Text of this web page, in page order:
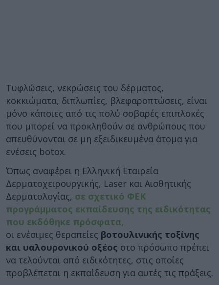
Τυφλώσεις, νεκρώσεις του δέρματος,
κοκκιώματα, διπλωπίες, βλεφαροπτώσεις, είναι
μόνο κάποιες από τις πολύ σοβαρές επιπλοκές
που μπορεί να προκληθούν σε ανθρώπους που
απευθύνονται σε μη εξειδικευμένα άτομα για
ενέσεις botox.
Όπως αναφέρει η Ελληνική Εταιρεία
Δερματοχειρουργικής, Laser και Αισθητικής
Δερματολογίας, σε σχετικό ΦΕΚ
προγράμματος εκπαίδευσης της ειδικότητας
που εκδόθηκε πρόσφατα,
οι ενέσιμες θεραπείες βοτουλινικής τοξίνης
και υαλουρονικού οξέος στο πρόσωπο πρέπει
να τελούνται από ειδικότητες, στις οποίες
προβλέπεται η εκπαίδευση για αυτές τις πράξεις.